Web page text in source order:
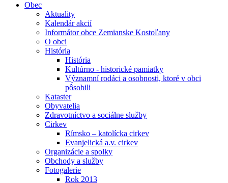
Obec
Aktuality
Kalendár akcií
Informátor obce Zemianske Kostoľany
O obci
História
História
Kultúrno - historické pamiatky
Významní rodáci a osobnosti, ktoré v obci
pôsobili
Kataster
Obyvatelia
Zdravotníctvo a sociálne služby
Cirkev
Rímsko – katolícka cirkev
Evanjelická a.v. cirkev
Organizácie a spolky
Obchody a služby
Fotogalerie
Rok 2013